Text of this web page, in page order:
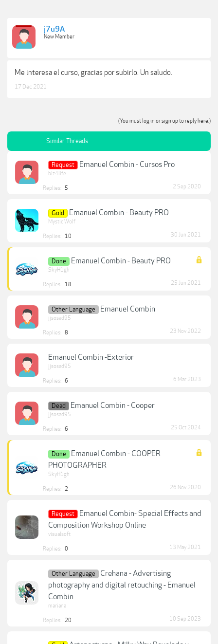
j7u9A
New Member
Me interesa el curso, gracias por subirlo. Un saludo.
17 Dec 2021
(You must log in or sign up to reply here.)
Similar Threads
Request Emanuel Combin - Cursos Pro
biz4life
Replies: 5 2 Sep 2020
Gold Emanuel Combin - Beauty PRO
Mystic Wolf
Replies: 10 30 Jun 2021
Done Emanuel Combin - Beauty PRO
SkyH1gh
Replies: 18 25 Jun 2021
Other Language Emanuel Combin
jjsosad95
Replies: 8 23 Nov 2022
Emanuel Combin -Exterior
jjsosad95
Replies: 6 6 Mar 2023
Dead Emanuel Combin - Cooper
jjsosad95
Replies: 6 25 Oct 2024
Done
Emanuel Combin - COOPER
PHOTOGRAPHER
SkyH1gh
Replies: 2 26 Nov 2020
Request
Emanuel Combin- Special Effects and
Composition Workshop Online
visualsoft
Replies: 0 13 May 2021
Other Language
Crehana - Advertising
photography and digital retouching - Emanuel
Combin
mariana
Replies: 20 10 Sep 2023